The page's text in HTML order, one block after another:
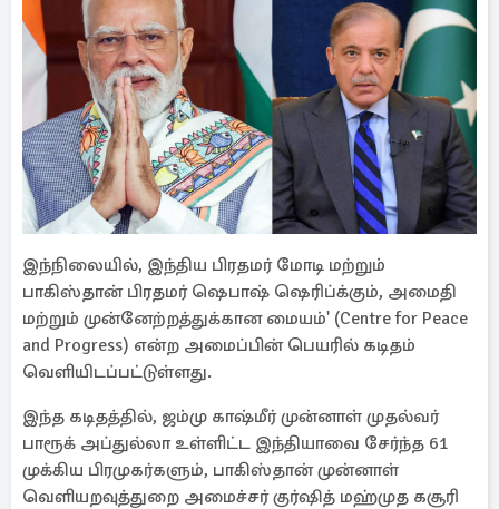
இந்நிலையில், இந்திய பிரதமர் மோடி மற்றும்
பாகிஸ்தான் பிரதமர் ஷெபாஷ் ஷெரிப்க்கும், அமைதி
மற்றும் முன்னேற்றத்துக்கான மையம்' (Centre for Peace
and Progress) என்ற அமைப்பின் பெயரில் கடிதம்
வெளியிடப்பட்டுள்ளது.
இந்த கடிதத்தில், ஜம்மு காஷ்மீர் முன்னாள் முதல்வர்
பாரூக் அப்துல்லா உள்ளிட்ட இந்தியாவை சேர்ந்த 61
முக்கிய பிரமுகர்களும், பாகிஸ்தான் முன்னாள்
வெளியறவுத்துறை அமைச்சர் குர்ஷித் மஹ்முத கசூரி